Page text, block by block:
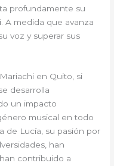
profundamente su
A medida que avanza
voz y superar sus
en Quito, si
desarrolla
un impacto
musical en todo
de Lucía, su pasión por
han
contribuido a